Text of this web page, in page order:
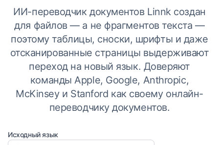
ИИ-переводчик документов Linnk создан
для файлов — а не фрагментов текста —
поэтому таблицы, сноски, шрифты и даже
отсканированные страницы выдерживают
переход на новый язык. Доверяют
команды Apple, Google, Anthropic,
McKinsey и Stanford как своему онлайн-
переводчику документов.
Исходный язык